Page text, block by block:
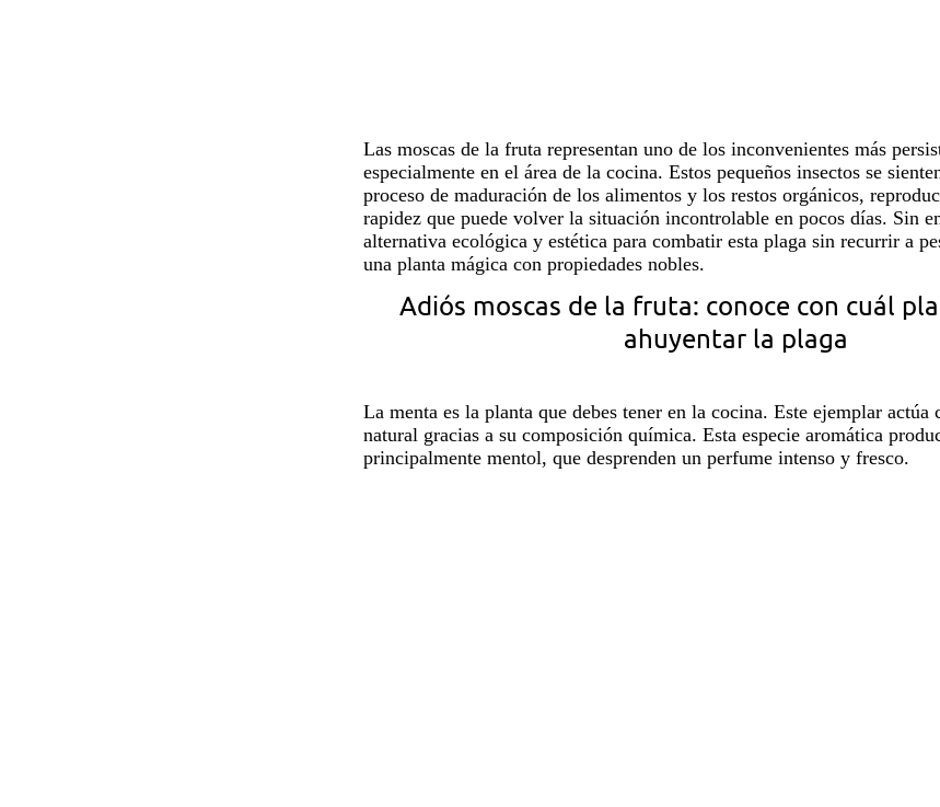
Las moscas de la fruta representan uno de los inconvenientes más
especialmente en el área de la cocina. Estos pequeños insectos se
proceso de maduración de los alimentos y los restos orgánicos,
rapidez que puede volver la situación incontrolable en pocos días. Sin
alternativa ecológica y estética para combatir esta plaga sin recurrir a
una planta mágica con propiedades nobles.
Adiós moscas de la fruta: conoce con cuál
ahuyentar la plaga
La menta es la plantaque debes tener en la cocina. Este ejemplar actúa
natural gracias a su composición química. Esta especie aromática
principalmente mentol, que desprenden un perfume intenso y fresco.